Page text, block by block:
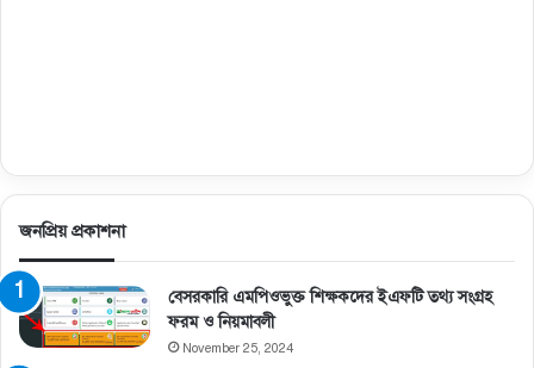
জনপ্রিয় প্রকাশনা
বেসরকারি এমপিওভুক্ত শিক্ষকদের ইএফটি তথ্য সংগ্রহ
ফরম ও নিয়মাবলী
November 25, 2024